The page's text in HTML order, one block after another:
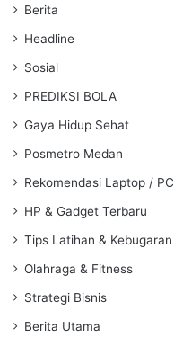
Berita
Headline
Sosial
PREDIKSI BOLA
Gaya Hidup Sehat
Posmetro Medan
Rekomendasi Laptop / PC
HP & Gadget Terbaru
Tips Latihan & Kebugaran
Olahraga & Fitness
Strategi Bisnis
Berita Utama